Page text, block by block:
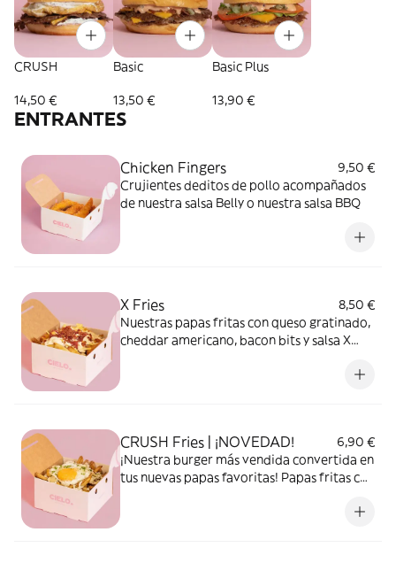
CRUSH
14,50 €
Basic
13,50 €
Basic Plus
13,90 €
ENTRANTES
Chicken Fingers
9,50 €
Crujientes deditos de pollo acompañados
de nuestra salsa Belly o nuestra salsa BBQ
X Fries
8,50 €
Nuestras papas fritas con queso gratinado,
cheddar americano, bacon bits y salsa X
CRUSH Fries | ¡NOVEDAD!
6,90 €
¡Nuestra burger más vendida convertida en
tus nuevas papas favoritas! Papas fritas con